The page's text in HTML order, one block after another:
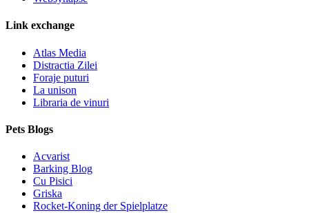
Link exchange
Atlas Media
Distractia Zilei
Foraje puturi
La unison
Libraria de vinuri
Pets Blogs
Acvarist
Barking Blog
Cu Pisici
Griska
Rocket-Koning der Spielplatze